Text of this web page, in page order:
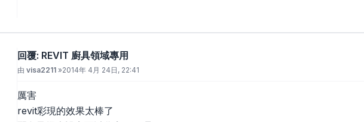
回覆: REVIT 廚具領域專用
文章
由 visa2211 »2014年 4月 24日, 22:41
厲害
revit彩現的效果太棒了